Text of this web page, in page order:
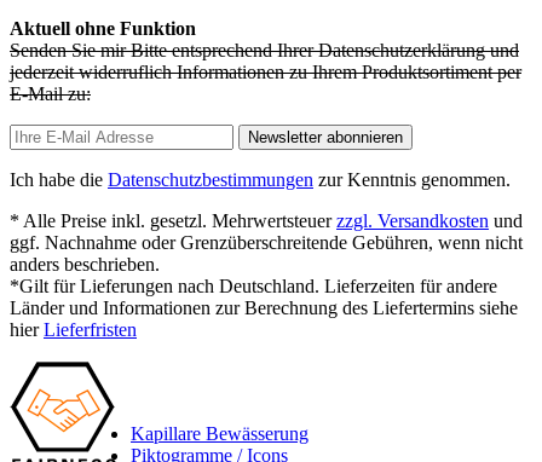
Aktuell ohne Funktion
Senden Sie mir Bitte entsprechend Ihrer Datenschutzerklärung und
jederzeit widerruflich Informationen zu Ihrem Produktsortiment per
E-Mail zu:
Newsletter abonnieren
Ich habe die Datenschutzbestimmungen zur Kenntnis genommen.
* Alle Preise inkl. gesetzl. Mehrwertsteuerzzgl. Versandkosten und
ggf. Nachnahme oder Grenzüberschreitende Gebühren, wenn nicht
anders beschrieben.
*Gilt für Lieferungen nach Deutschland. Lieferzeiten für andere
Länder und Informationen zur Berechnung des Liefertermins siehe
hierLieferfristen
Kapillare Bewässerung
Piktogramme / Icons